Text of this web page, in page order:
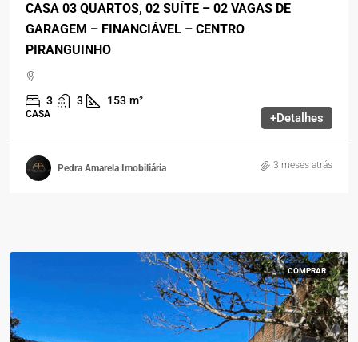
CASA 03 QUARTOS, 02 SUÍTE – 02 VAGAS DE
GARAGEM – FINANCIÁVEL – CENTRO
PIRANGUINHO
3 3 153 m²
CASA +Detalhes
Pedra Amarela Imobiliária 3 meses atrás
COMPRAR